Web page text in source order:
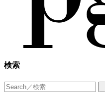
検索